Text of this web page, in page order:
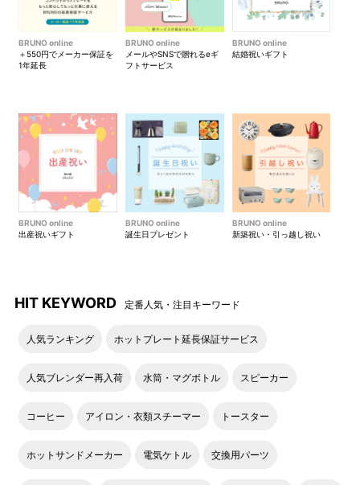
BRUNO online
＋550円でメーカー保証を
1年延長
BRUNO online
メールやSNSで贈れるeギ
フトサービス
BRUNO online
結婚祝いギフト
BRUNO online
出産祝いギフト
BRUNO online
誕生日プレゼント
BRUNO online
新築祝い・引っ越し祝い
HIT KEYWORD 定番人気・注目キーワード
人気ランキング ホットプレート延長保証サービス
人気ブレンダー再入荷 水筒・マグボトル スピーカー
コーヒー アイロン・衣類スチーマー トースター
ホットサンドメーカー 電気ケトル 交換用パーツ